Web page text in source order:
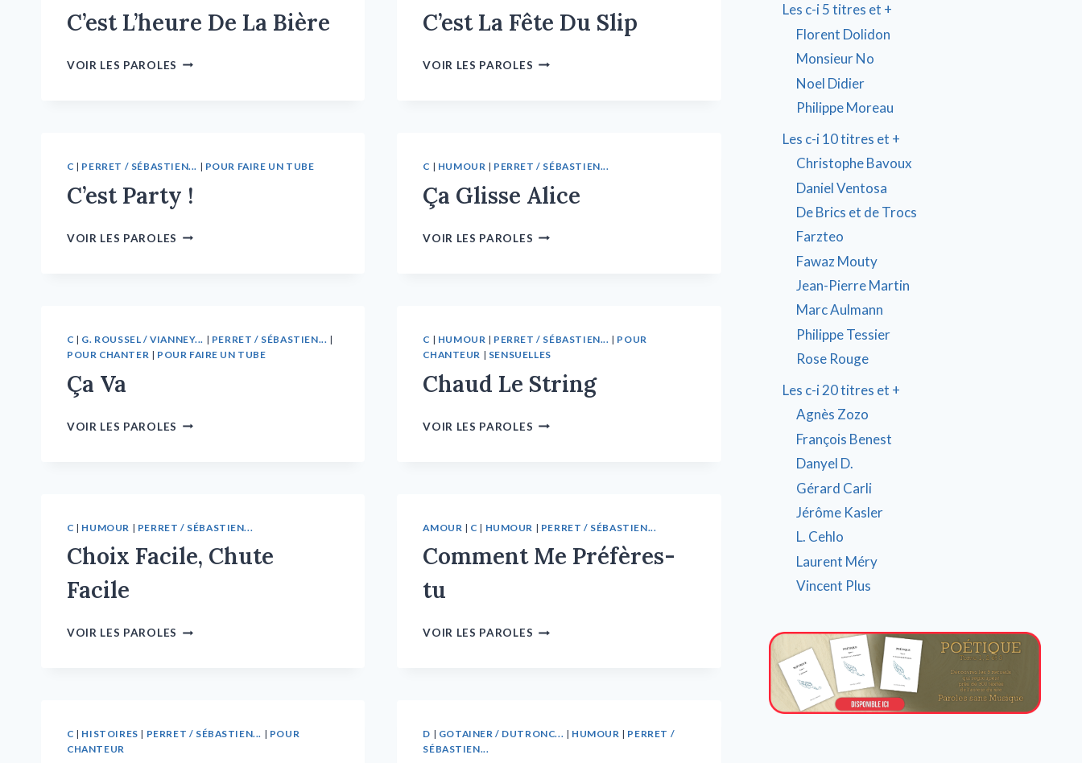
C’est L’heure De La Bière
VOIR LES PAROLES
C’est La Fête Du Slip
VOIR LES PAROLES
C | PERRET / SÉBASTIEN... | POUR FAIRE UN TUBE
C’est Party !
VOIR LES PAROLES
C | HUMOUR | PERRET / SÉBASTIEN...
Ça Glisse Alice
VOIR LES PAROLES
C | G. ROUSSEL / VIANNEY... | PERRET / SÉBASTIEN... |
POUR CHANTER | POUR FAIRE UN TUBE
Ça Va
VOIR LES PAROLES
C | HUMOUR | PERRET / SÉBASTIEN... | POUR
CHANTEUR | SENSUELLES
Chaud Le String
VOIR LES PAROLES
C | HUMOUR | PERRET / SÉBASTIEN...
Choix Facile, Chute
Facile
VOIR LES PAROLES
AMOUR | C | HUMOUR | PERRET / SÉBASTIEN...
Comment Me Préfères-
tu
VOIR LES PAROLES
C | HISTOIRES | PERRET / SÉBASTIEN... | POUR
CHANTEUR
D | GOTAINER / DUTRONC... | HUMOUR | PERRET /
SÉBASTIEN...
Les c-i 5 titres et +
Florent Dolidon
Monsieur No
Noel Didier
Philippe Moreau
Les c-i 10 titres et +
Christophe Bavoux
Daniel Ventosa
De Brics et de Trocs
Farzteo
Fawaz Mouty
Jean-Pierre Martin
Marc Aulmann
Philippe Tessier
Rose Rouge
Les c-i 20 titres et +
Agnès Zozo
François Benest
Danyel D.
Gérard Carli
Jérôme Kasler
L. Cehlo
Laurent Méry
Vincent Plus